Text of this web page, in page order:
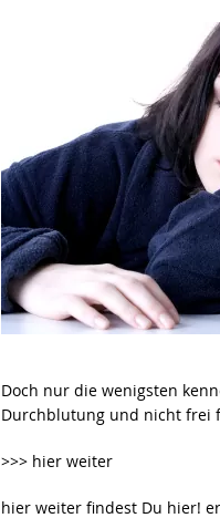
Doch nur die wenigsten
Durchblutung und nicht frei
>>> hier weiter
hier weiter findest Du hier!